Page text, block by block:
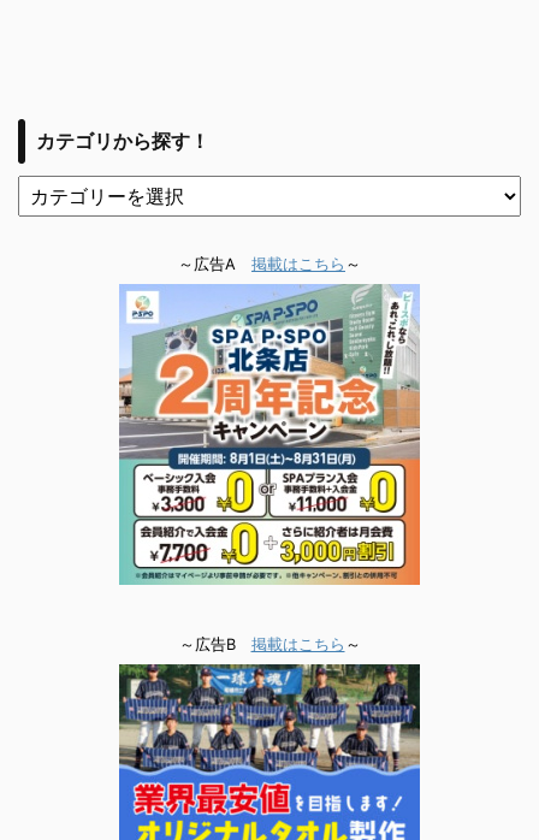
カテゴリから探す！
～広告A 掲載はこちら ～
～広告B 掲載はこちら ～